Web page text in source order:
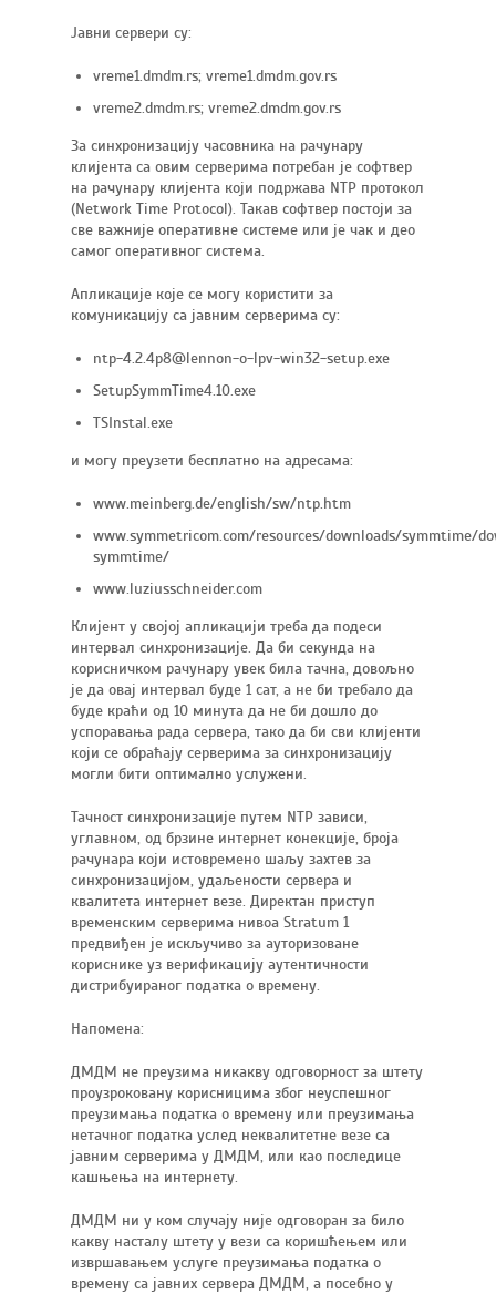
Јавни сервери су:
vreme1.dmdm.rs; vreme1.dmdm.gov.rs
vreme2.dmdm.rs; vreme2.dmdm.gov.rs
За синхронизацију часовника на рачунару
клијента са овим серверима потребан је софтвер
на рачунару клијента који подржава NTP протокол
(Network Time Protocol). Такав софтвер постоји за
све важније оперативне системе или је чак и део
самог оперативног система.
Апликације које се могу користити за
кoмуникацију са јавним серверима су:
ntp-4.2.4p8@lennon-o-lpv-win32-setup.exe
SetupSymmTime4.10.exe
TSInstal.exe
и могу преузети бесплатно на адресама:
www.meinberg.de/english/sw/ntp.htm
www.symmetricom.com/resources/downloads/symmtime/
symmtime/
www.luziusschneider.com
Клијент у својој апликацији треба да подеси
интервал синхронизације. Да би секунда на
корисничком рачунару увек била тачна, довољно
је да овај интервал буде 1 сат, а не би требало да
буде краћи од 10 минута да не би дошло до
успоравања рада сервера, тако да би сви клијенти
који се обраћају серверима за синхронизацију
могли бити оптимално услужени.
Тачност синхронизације путем NTP зависи,
углавном, од брзине интернет конекције, броја
рачунара који истовремено шаљу захтев за
синхронизацијом, удаљености сервера и
квалитета интернет везе. Директан приступ
временским серверима нивоа Stratum 1
предвиђен је искључиво за ауторизоване
кориснике уз верификацију аутентичности
дистрибуираног податка о времену.
Напомена:
ДМДМ не преузима никакву одговорност за штету
проузроковану корисницима због неуспешног
преузимања податка о времену или преузимања
нетачног податка услед неквалитетне везе са
јавним серверима у ДМДМ, или као последице
кашњења на интернету.
ДМДМ ни у ком случају није одговоран за било
какву насталу штету у вези са коришћењем или
извршавањем услуге преузимања податка о
времену са јавних сервера ДМДМ, а посебно у